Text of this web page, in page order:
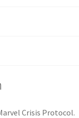
Crisis Protocol.